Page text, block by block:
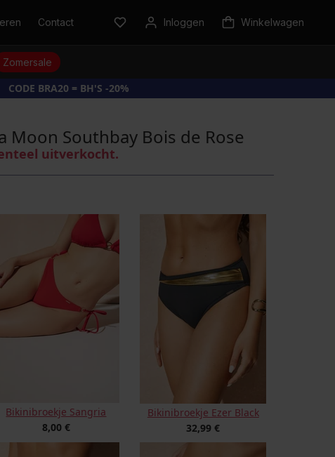
Contact Inloggen Winkelwagen
Zomersale
CODE BRA20 = BH'S -20%
Moon Southbay Bois de Rose
uitverkocht.
Bikinibroekje Sangria
8,00 €
Bikinibroekje Ezer Black
32,99 €